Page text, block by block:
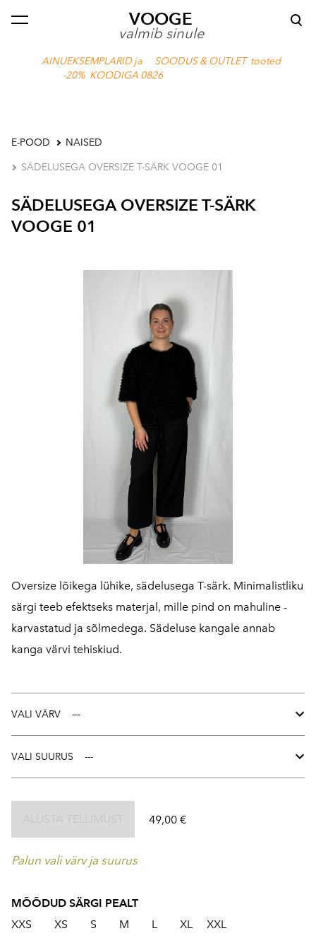
VOOGE
valmib sinule
AINUEKSEMPLARID ja SOODUS & OUTLET tooted
-20% KOODIGA 0826
lisati ostukorvi. Vaata ostukorvi
E-POOD NAISED
SÄDELUSEGA OVERSIZE T-SÄRK VOOGE 01
SÄDELUSEGA OVERSIZE T-SÄRK
VOOGE 01
Oversize lõikega lühike, sädelusega T-särk. Minimalistliku
särgi teeb efektseks materjal, mille pind on mahuline -
karvastatud ja sõlmedega. Sädeluse kangale annab
kanga värvi tehiskiud.
VALI VÄRV
VALI SUURUS
49,00 €
Palun vali värv ja suurus
MÕÕDUD SÄRGI PEALT
XXS XS S M L XL XXL